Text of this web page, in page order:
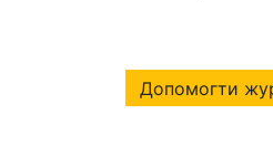
Допомогти